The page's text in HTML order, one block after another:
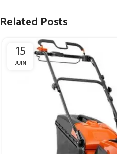
Related Posts
15
JUIN